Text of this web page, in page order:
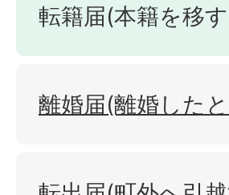
転籍届(本籍を移
離婚届(離婚した